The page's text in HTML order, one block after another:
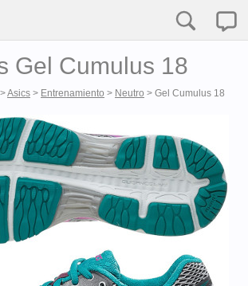
Gel Cumulus 18
>Asics > Entrenamiento > Neutro > Gel Cumulus 18